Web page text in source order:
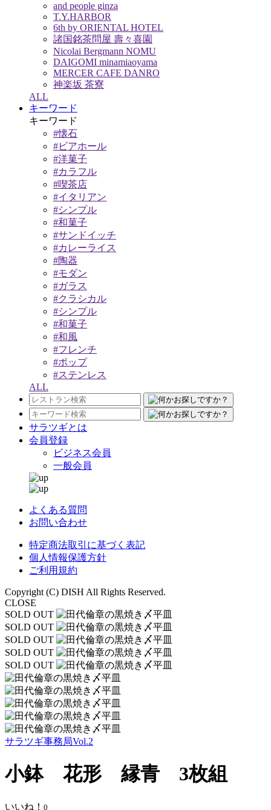
and people ginza
T.Y.HARBOR
6th by ORIENTAL HOTEL
諸国銘茶問屋 壽々喜園
Nicolai Bergmann NOMU
DAIGOMI minamiaoyama
MERCER CAFE DANRO
神楽坂 茶寮
ALL
キーワード
キーワード
#懐石
#ビアホール
#洋菓子
#カラフル
#喫茶店
#イタリアン
#シンプル
#和菓子
#サンドイッチ
#カレーライス
#陶器
#モダン
#ガラス
#クラシカル
#シンプル
#和菓子
#和風
#フレンチ
#ポップ
#ステンレス
ALL
サラツギとは
会員登録
ビジネス会員
一般会員
よくある質問
お問い合わせ
特定商法取引に基づく表記
個人情報保護方針
ご利用規約
Copyright (C) DISH All Rights Reserved.
CLOSE
SOLD OUT
SOLD OUT
SOLD OUT
SOLD OUT
SOLD OUT
サラツギ事務局Vol.2
小鉢 花形 縁青 3枚組
いいね！ 0